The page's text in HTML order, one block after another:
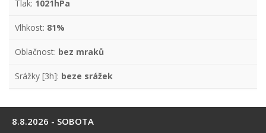
Tlak: 1021hPa
Vlhkost: 81%
Oblačnost: bez mraků
Srážky [3h]: beze srážek
8.8.2026 - SOBOTA